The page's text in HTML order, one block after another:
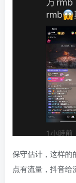
保守估计，这样的
点有流量，抖音给